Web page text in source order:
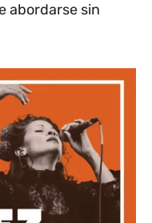
abordarse sin